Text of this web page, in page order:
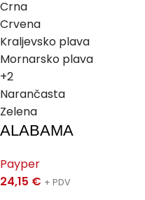
Crna
Crvena
Kraljevsko plava
Mornarsko plava
+2
Narančasta
Zelena
ALABAMA
Payper
24,15 € + PDV